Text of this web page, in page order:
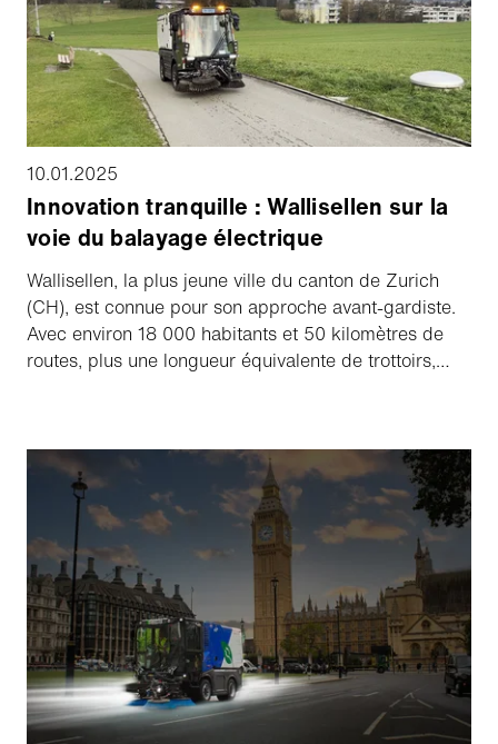
10.01.2025
Innovation tranquille : Wallisellen sur la
voie du balayage électrique
Wallisellen, la plus jeune ville du canton de Zurich
(CH), est connue pour son approche avant-gardiste.
Avec environ 18 000 habitants et 50 kilomètres de
routes, plus une longueur équivalente de trottoirs,
travail. Cependant, lorsque la balayeuse diesel
Schmidt Swingo 200⁺, qui a fait ses preuves, a
dépassé le cap des 10 000 heures, la question s'est
posée : quelle est la prochaine étape ?